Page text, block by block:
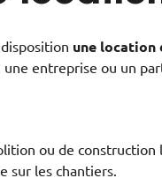
une location
entreprise ou un
ou de
sur les chantiers.